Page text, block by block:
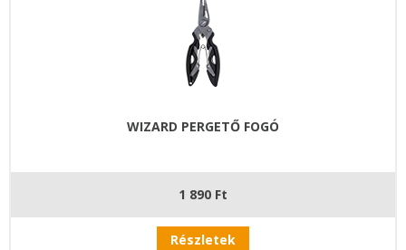
WIZARD PERGETŐ FOGÓ
1 890 Ft
Részletek